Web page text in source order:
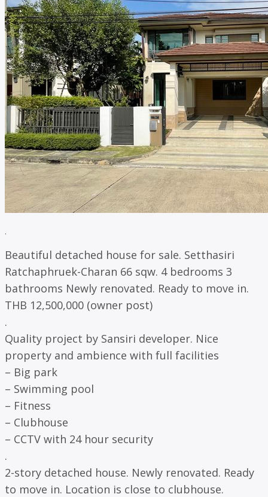
.
Beautiful detached house for sale. Setthasiri
Ratchaphruek-Charan 66 sqw. 4 bedrooms 3
bathrooms Newly renovated. Ready to move in.
THB 12,500,000 (owner post)
.
Quality project by Sansiri developer. Nice
property and ambience with full facilities
– Big park
– Swimming pool
– Fitness
– Clubhouse
– CCTV with 24 hour security
.
2-story detached house. Newly renovated. Ready
to move in. Location is close to clubhouse.